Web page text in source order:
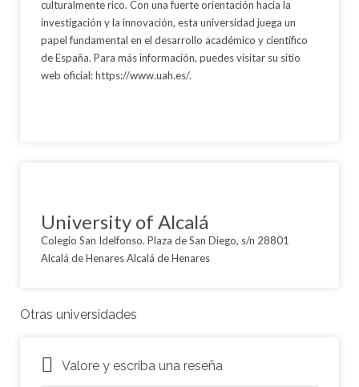
culturalmente rico. Con una fuerte orientación hacia la
investigación y la innovación, esta universidad juega un
papel fundamental en el desarrollo académico y científico
de España. Para más información, puedes visitar su sitio
web oficial: https://www.uah.es/.
University of Alcalá
Colegio San Idelfonso. Plaza de San Diego, s/n 28801
Alcalá de Henares Alcalá de Henares
Otras universidades
Valore y escriba una reseña